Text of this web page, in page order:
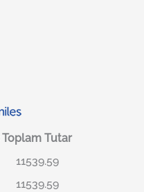
Toplam Tutar
11539.59
11539.59